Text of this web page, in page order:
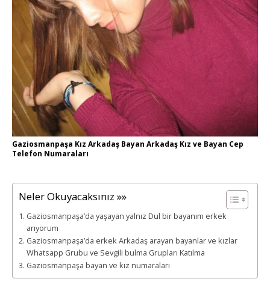
Gaziosmanpaşa Kız Arkadaş Bayan Arkadaş Kız ve Bayan Cep
Telefon Numaraları
Neler Okuyacaksınız »»
Gaziosmanpaşa’da yaşayan yalnız Dul bir bayanım erkek
arıyorum
Gaziosmanpaşa’da erkek Arkadaş arayan bayanlar ve kızlar
Whatsapp Grubu ve Sevgili bulma Grupları Katılma
Gaziosmanpaşa bayan ve kız numaraları